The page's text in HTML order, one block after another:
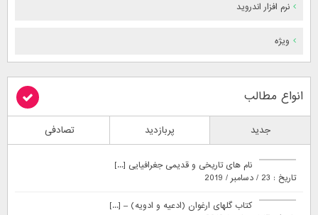
نرم افزار اندروید
ویژه
انواع مطالب
جدید پربازدید تصادفی
نام های تاریخی و قدیمی جغرافیایی [...]
تاریخ : 23 / دسامبر / 2019
کتاب گلهای ارغوان (ادعیه و ادویه) – [...]